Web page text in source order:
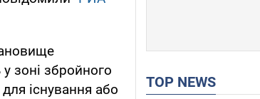
зоні збройного
існування або
TOP NEWS